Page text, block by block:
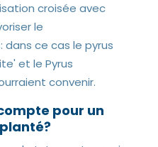
croisée avec
le
ce cas le pyrus
et le Pyrus
convenir.
pour un